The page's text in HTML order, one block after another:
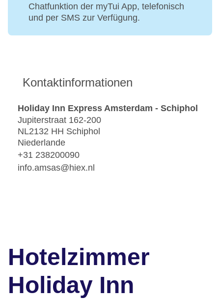
Chatfunktion der myTui App, telefonisch
und per SMS zur Verfügung.
Kontaktinformationen
Holiday Inn Express Amsterdam - Schiphol
Jupiterstraat 162-200
NL2132 HH Schiphol
Niederlande
+31 238200090
info.amsas@hiex.nl
Hotelzimmer
Holiday Inn